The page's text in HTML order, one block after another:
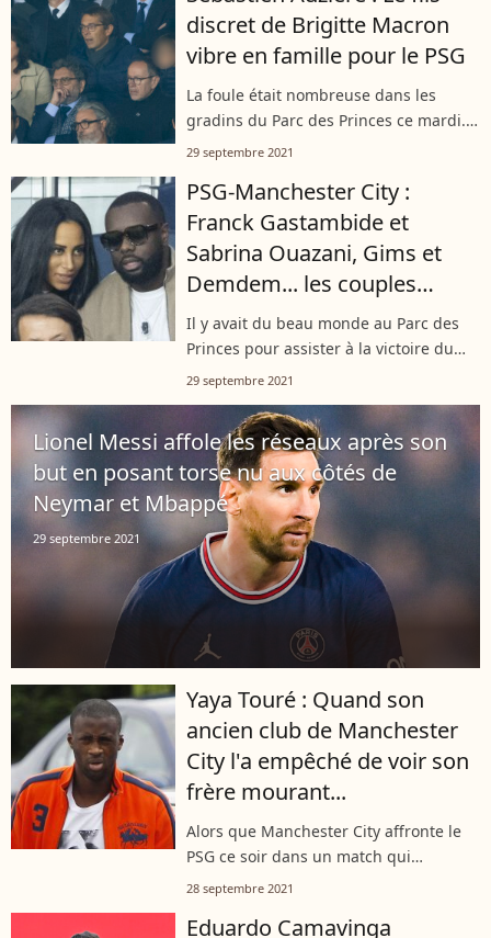
discret de Brigitte Macron
vibre en famille pour le PSG
La foule était nombreuse dans les
gradins du Parc des Princes ce mardi.
Pour cette deuxième journée de la
avec 2 buts, applaudis notamment
par...
29 septembre 2021
PSG-Manchester City :
Franck Gastambide et
Sabrina Ouazani, Gims et
Demdem... les couples
s'affichent au Parc
Il y avait du beau monde au Parc des
Princes pour assister à la victoire du
PSG. Maître Gims accompagné de
avec Sabrina Ouazani, les couples
étaient...
29 septembre 2021
Lionel Messi affole les réseaux après son
but en posant torse nu aux côtés de
Neymar et Mbappé
29 septembre 2021
Yaya Touré : Quand son
ancien club de Manchester
City l'a empêché de voir son
frère mourant...
Alors que Manchester City affronte le
PSG ce soir dans un match qui
s'annonce bouillant, le club anglais a
Comme cette fois où son ancien joueur
28 septembre 2021
Eduardo Camavinga